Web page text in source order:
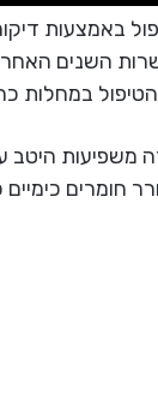
השנים
הטיפול
משפיעות
חומרים